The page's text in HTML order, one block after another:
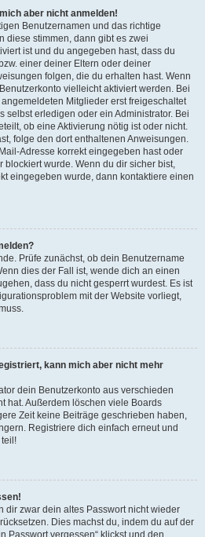
aber nicht anmelden!
Benutzernamen und das richtige
diese stimmen, dann gibt es zwei
ist und du angegeben hast, dass du
einer deiner Eltern oder deiner
folgen, die du erhalten hast. Wenn
vielleicht aktiviert werden. Bei
Mitglieder erst freigeschaltet
selbst erledigen oder ein Administrator. Bei
ob eine Aktivierung nötig ist oder nicht.
folge den dort enthaltenen Anweisungen.
Adresse korrekt eingegeben hast oder
blockiert wurde. Wenn du dir sicher bist,
eingegeben wurde, dann kontaktiere einen
Prüfe zunächst, ob dein Benutzername
dies der Fall ist, wende dich an einen
dass du nicht gesperrt wurdest. Es ist
mit der Website vorliegt,
kann mich aber nicht mehr
dein Benutzerkonto aus verschieden
hat. Außerdem löschen viele Boards
Zeit keine Beiträge geschrieben haben,
Registriere dich einfach erneut und
dir zwar dein altes Passwort nicht wieder
Dies machst du, indem du auf der
Passwort vergessen“ klickst und den